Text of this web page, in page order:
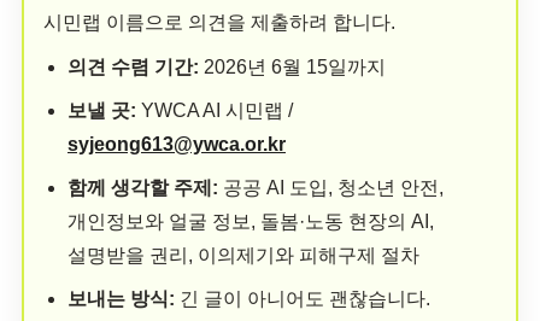
시민랩 이름으로 의견을 제출하려 합니다.
의견 수렴 기간: 2026년 6월 15일까지
보낼 곳: YWCA AI 시민랩 /
syjeong613@ywca.or.kr
함께 생각할 주제: 공공 AI 도입, 청소년 안전,
개인정보와 얼굴 정보, 돌봄·노동 현장의 AI,
설명받을 권리, 이의제기와 피해구제 절차
보내는 방식: 긴 글이 아니어도 괜찮습니다.